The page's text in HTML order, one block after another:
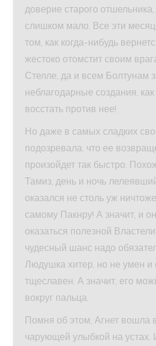
доверие старого
слишком мало. Все эти
том, как когда-нибудь
жестоко отомстит своим
Стелле, да и всем Болтунам
неблагодарные создания,
восстать против нее!
Но даже в самых сладких
подозревала, что ее
произойдет так быстро.
Тамиз, день и ночь
оказался не столь уж
самому Пакнру! А значит, и
оказаться полезной
чудесный шанс надо
Людушка хитер, но не умен и
тщеславен. А значит, его
вокруг пальца.
Помня об этом, Агнет вошла
чарующей улыбкой на устах.